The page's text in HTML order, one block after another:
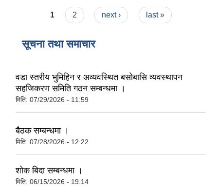
Pages
1 2 next › last »
सूचना तथा समाचार
वडा स्तरीय भुमिहिन र अव्यवस्थित बसोबासि व्यवस्थापन
सहजिकरण समिति गठन सम्बन्धमा ।
मिति: 07/29/2026 - 11:59
बैठक सम्बन्धमा ।
मिति: 07/28/2026 - 12:22
शोक बिदा सम्बन्धमा ।
मिति: 06/15/2026 - 19:14